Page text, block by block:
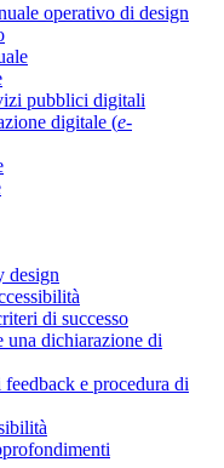
operativo di design
pubblici digitali
digitale (e-
design
di successo
una dichiarazione di
e procedura di